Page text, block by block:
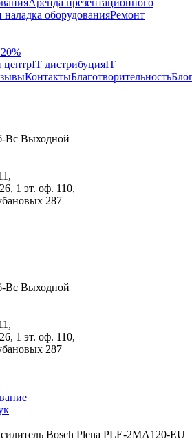
Аренда презентационного
оборудованияРемонт
центрIT дистрибуцияIT
КонтактыБлаготворительность
Вс Выходной
1 эт. оф. 110,
287
Вс Выходной
1 эт. оф. 110,
287
Bosch Plena PLE-2MA120-EU